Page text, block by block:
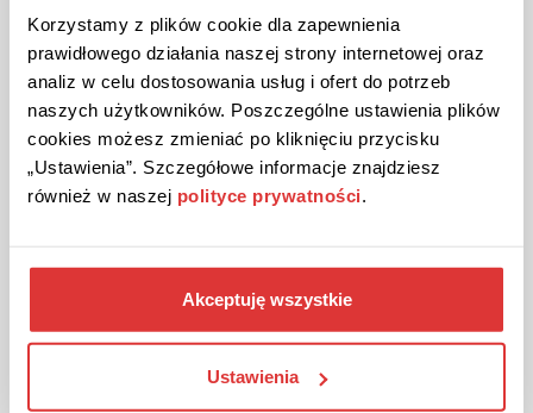
Korzystamy z plików cookie dla zapewnienia
prawidłowego działania naszej strony internetowej oraz
analiz w celu dostosowania usług i ofert do potrzeb
naszych użytkowników. Poszczególne ustawienia plików
cookies możesz zmieniać po kliknięciu przycisku
„Ustawienia”. Szczegółowe informacje znajdziesz
również w naszej polityce prywatności
Akceptuję wszystkie
Ustawienia
Chance, weniger für Ihre Bestellung zu bezahlen.
DIE AKTION ANSEHEN
Gutschein gültig bis Stornierung